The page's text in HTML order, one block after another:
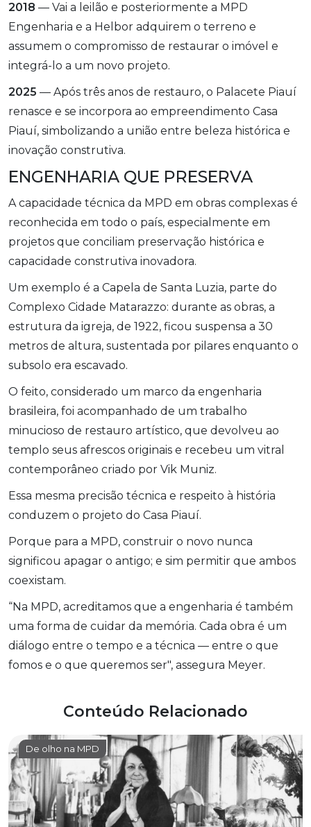
2018 — Vai a leilão e posteriormente a MPD
Engenharia e a Helbor adquirem o terreno e
assumem o compromisso de restaurar o imóvel e
integrá-lo a um novo projeto.
2025 — Após três anos de restauro, o Palacete Piauí
renasce e se incorpora ao empreendimento Casa
Piauí, simbolizando a união entre beleza histórica e
inovação construtiva.
ENGENHARIA QUE PRESERVA
A capacidade técnica da MPD em obras complexas é
reconhecida em todo o país, especialmente em
projetos que conciliam preservação histórica e
capacidade construtiva inovadora.
Um exemplo é a Capela de Santa Luzia, parte do
Complexo Cidade Matarazzo: durante as obras, a
estrutura da igreja, de 1922, ficou suspensa a 30
metros de altura, sustentada por pilares enquanto o
subsolo era escavado.
O feito, considerado um marco da engenharia
brasileira, foi acompanhado de um trabalho
minucioso de restauro artístico, que devolveu ao
templo seus afrescos originais e recebeu um vitral
contemporâneo criado por Vik Muniz.
Essa mesma precisão técnica e respeito à história
conduzem o projeto do Casa Piauí.
Porque para a MPD, construir o novo nunca
significou apagar o antigo; e sim permitir que ambos
coexistam.
“Na MPD, acreditamos que a engenharia é também
uma forma de cuidar da memória. Cada obra é um
diálogo entre o tempo e a técnica — entre o que
fomos e o que queremos ser", assegura Meyer.
Conteúdo Relacionado
De olho na MPD